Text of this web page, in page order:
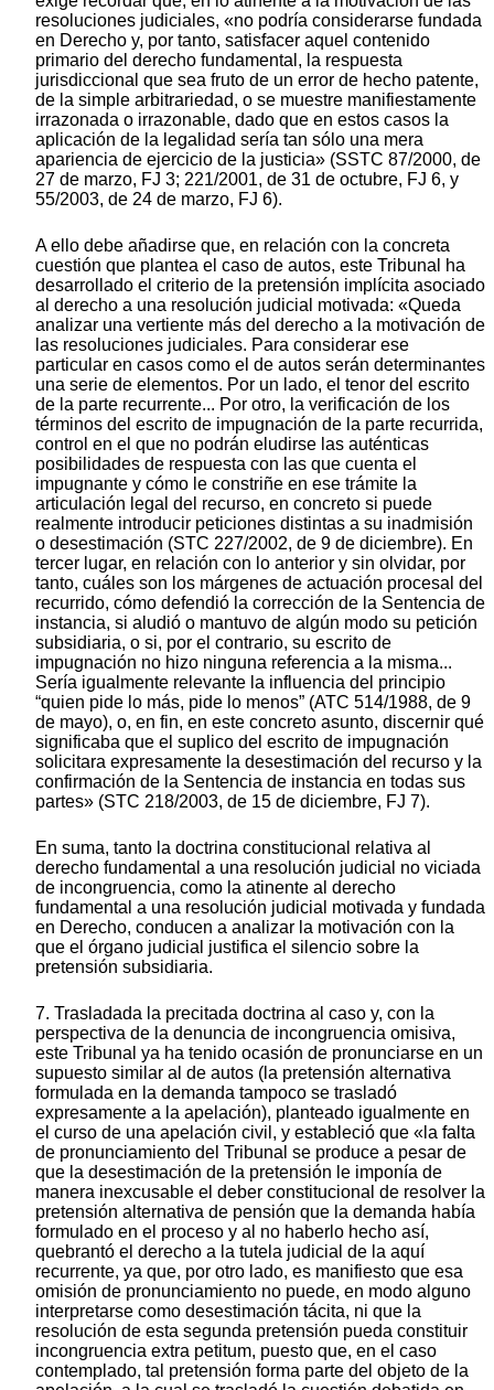
resoluciones judiciales, «no podría considerarse fundada
en Derecho y, por tanto, satisfacer aquel contenido
primario del derecho fundamental, la respuesta
jurisdiccional que sea fruto de un error de hecho patente,
de la simple arbitrariedad, o se muestre manifiestamente
irrazonada o irrazonable, dado que en estos casos la
aplicación de la legalidad sería tan sólo una mera
apariencia de ejercicio de la justicia» (SSTC 87/2000, de
27 de marzo, FJ 3; 221/2001, de 31 de octubre, FJ 6, y
55/2003, de 24 de marzo, FJ 6).
A ello debe añadirse que, en relación con la concreta
cuestión que plantea el caso de autos, este Tribunal ha
desarrollado el criterio de la pretensión implícita asociado
al derecho a una resolución judicial motivada: «Queda
analizar una vertiente más del derecho a la motivación de
las resoluciones judiciales. Para considerar ese
particular en casos como el de autos serán determinantes
una serie de elementos. Por un lado, el tenor del escrito
de la parte recurrente... Por otro, la verificación de los
términos del escrito de impugnación de la parte recurrida,
control en el que no podrán eludirse las auténticas
posibilidades de respuesta con las que cuenta el
impugnante y cómo le constriñe en ese trámite la
articulación legal del recurso, en concreto si puede
realmente introducir peticiones distintas a su inadmisión
o desestimación (STC 227/2002, de 9 de diciembre). En
tercer lugar, en relación con lo anterior y sin olvidar, por
tanto, cuáles son los márgenes de actuación procesal del
recurrido, cómo defendió la corrección de la Sentencia de
instancia, si aludió o mantuvo de algún modo su petición
subsidiaria, o si, por el contrario, su escrito de
impugnación no hizo ninguna referencia a la misma...
Sería igualmente relevante la influencia del principio
“quien pide lo más, pide lo menos” (ATC 514/1988, de 9
de mayo), o, en fin, en este concreto asunto, discernir qué
significaba que el suplico del escrito de impugnación
solicitara expresamente la desestimación del recurso y la
confirmación de la Sentencia de instancia en todas sus
partes» (STC 218/2003, de 15 de diciembre, FJ 7).
En suma, tanto la doctrina constitucional relativa al
derecho fundamental a una resolución judicial no viciada
de incongruencia, como la atinente al derecho
fundamental a una resolución judicial motivada y fundada
en Derecho, conducen a analizar la motivación con la
que el órgano judicial justifica el silencio sobre la
pretensión subsidiaria.
7. Trasladada la precitada doctrina al caso y, con la
perspectiva de la denuncia de incongruencia omisiva,
este Tribunal ya ha tenido ocasión de pronunciarse en un
supuesto similar al de autos (la pretensión alternativa
formulada en la demanda tampoco se trasladó
expresamente a la apelación), planteado igualmente en
el curso de una apelación civil, y estableció que «la falta
de pronunciamiento del Tribunal se produce a pesar de
que la desestimación de la pretensión le imponía de
manera inexcusable el deber constitucional de resolver la
pretensión alternativa de pensión que la demanda había
formulado en el proceso y al no haberlo hecho así,
quebrantó el derecho a la tutela judicial de la aquí
recurrente, ya que, por otro lado, es manifiesto que esa
omisión de pronunciamiento no puede, en modo alguno
interpretarse como desestimación tácita, ni que la
resolución de esta segunda pretensión pueda constituir
incongruencia extra petitum, puesto que, en el caso
contemplado, tal pretensión forma parte del objeto de la